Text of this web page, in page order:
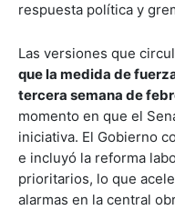
respuesta política y
Las versiones que
que la medida de
tercera semana de
momento en que el
iniciativa. El Gobierno
e incluyó la reforma
prioritarios, lo que
alarmas en la central